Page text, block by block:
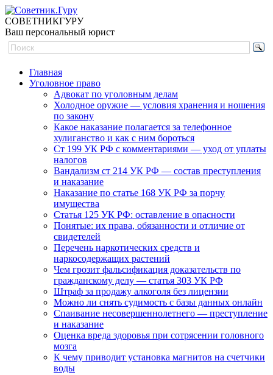
СОВЕТНИКГУРУ
Ваш персональный юрист
Главная
Уголовное право
Адвокат по уголовным делам
Холодное оружие — условия хранения и ношения
по закону
Какое наказание полагается за телефонное
хулиганство и как с ним бороться
Ст 199 УК РФ с комментариями — уход от уплаты
налогов
Вандализм ст 214 УК РФ — состав преступления
и наказание
Наказание по статье 168 УК РФ за порчу
имущества
Статья 125 УК РФ: оставление в опасности
Понятые: их права, обязанности и отличие от
свидетелей
Перечень наркотических средств и
наркосодержащих растений
Чем грозит фальсификация доказательств по
гражданскому делу — статья 303 УК РФ
Штраф за продажу алкоголя без лицензии
Можно ли снять судимость с базы данных онлайн
Спаивание несовершеннолетнего — преступление
и наказание
Оценка вреда здоровья при сотрясении головного
мозга
К чему приводит установка магнитов на счетчики
воды